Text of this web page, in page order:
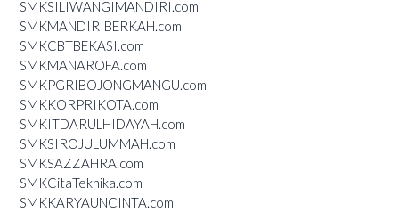
SMKSILIWANGIMANDIRI.com
SMKMANDIRIBERKAH.com
SMKCBTBEKASI.com
SMKMANAROFA.com
SMKPGRIBOJONGMANGU.com
SMKKORPRIKOTA.com
SMKITDARULHIDAYAH.com
SMKSIROJULUMMAH.com
SMKSAZZAHRA.com
SMKCitaTeknika.com
SMKKARYAUNCINTA.com